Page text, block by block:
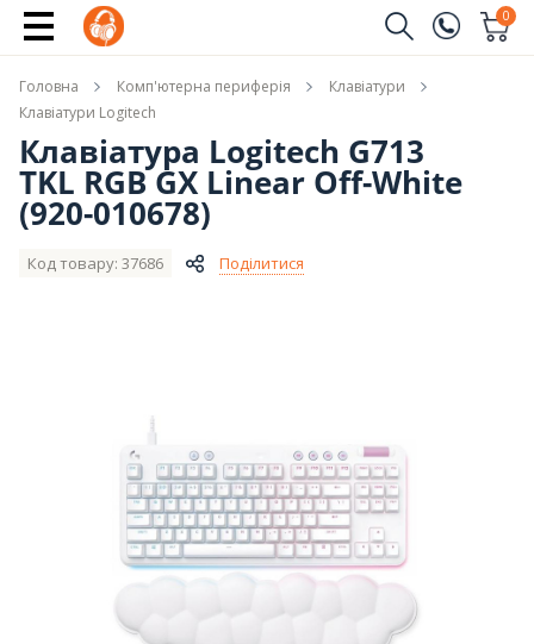
(096)
(044)
0
Ім'я
Телефон
Головна Комп'ютерна периферія
Клавіатури
Клавіатури Logitech
Клавіатура Logitech G713
TKL RGB GX Linear Off-White
(920-010678)
Код товару: 37686 Поділитися
Повідомити про наявність